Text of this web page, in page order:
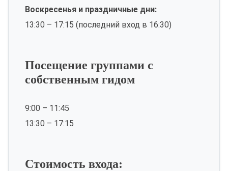
Воскресенья и праздничные дни:
13:30 – 17:15 (последний вход в 16:30)
Посещение группами с
собственным гидом
9:00 – 11:45
13:30 – 17:15
Стоимость входа: